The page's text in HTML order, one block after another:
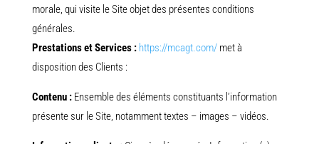
morale, qui visite le Site objet des présentes conditions
générales.
Prestations et Services : https://mcagt.com/met à
disposition des Clients :
Contenu :Ensemble des éléments constituants l’information
présente sur le Site, notamment textes – images – vidéos.